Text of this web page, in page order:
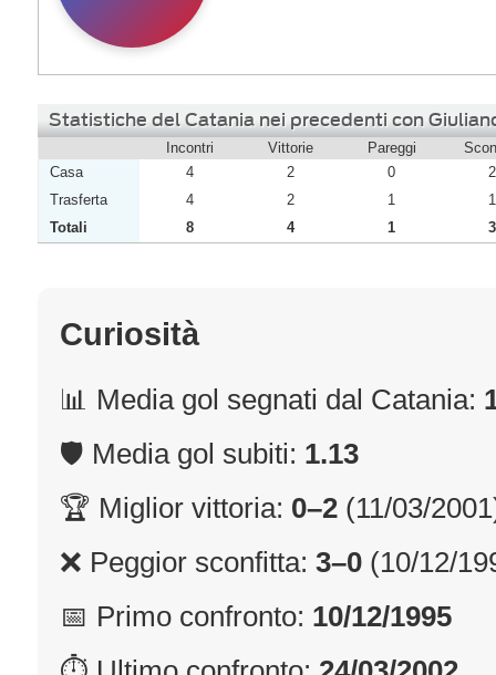
Statistiche del Catania nei precedenti con
Incontri Vittorie Pareggi
Casa
4 2 0
2
Trasferta
4 2 1
1
Totali
8 4 1 3
Curiosità
📊 Media gol segnati dal Catania:
🛡 Media gol subiti: 1.13
🏆 Miglior vittoria: 0–2 (11/03/
❌ Peggior sconfitta: 3–0 (10/12/
📅 Primo confronto: 10/12/1995